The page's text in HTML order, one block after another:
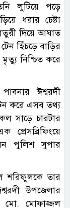
লুটিয়ে পড়ে
ধরার চেষ্টা
দিয়ে আঘাত
হিঁচড়ে বাড়ির
মৃত্যু নিশ্চিত করে
ঈশ্বরদী
করে এসব তথ্য
সাড়ে চারটার
পুলিশ সুপার
শরিফুলকে তার
উপজেলার
মো. মোফাজ্জল